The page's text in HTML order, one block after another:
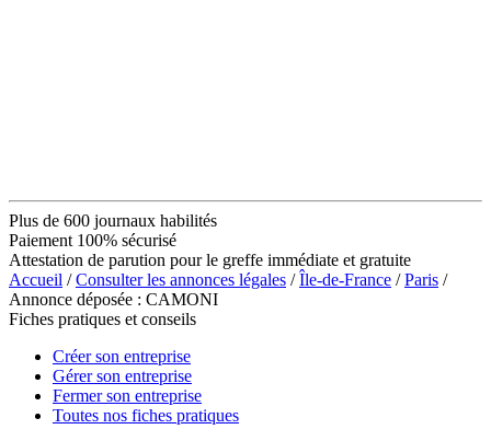
Plus de 600 journaux habilités
Paiement 100% sécurisé
Attestation de parution pour le greffe immédiate et gratuite
Accueil /Consulter les annonces légales /Île-de-France /Paris /
Annonce déposée : CAMONI
Fiches pratiques et conseils
Créer son entreprise
Gérer son entreprise
Fermer son entreprise
Toutes nos fiches pratiques